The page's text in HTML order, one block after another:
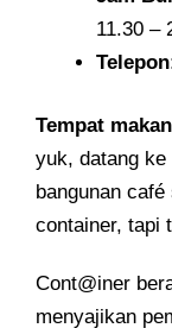
11.30 –
Telepon
Tempat makan
yuk, datang ke
bangunan
container, tapi
Cont@iner
menyajikan